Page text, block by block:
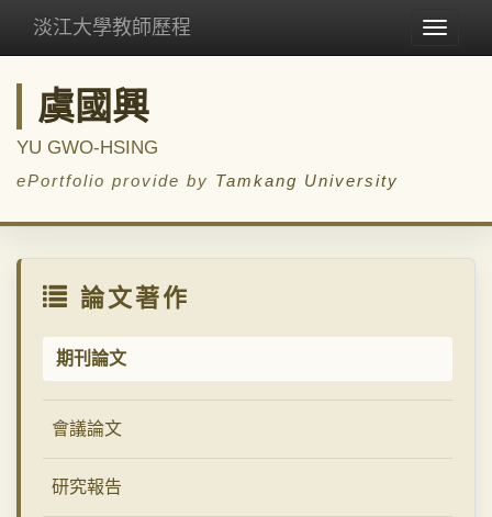
Toggle
淡江大學教師歷程
虞國興
YU GWO-HSING
ePortfolio provide by Tamkang University
論文著作
期刊論文
會議論文
研究報告